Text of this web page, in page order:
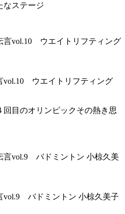
なステージ
vol.10 ウエイトリフティング
回目のオリンピックその熱き思
vol.9 バドミントン 小椋久美子